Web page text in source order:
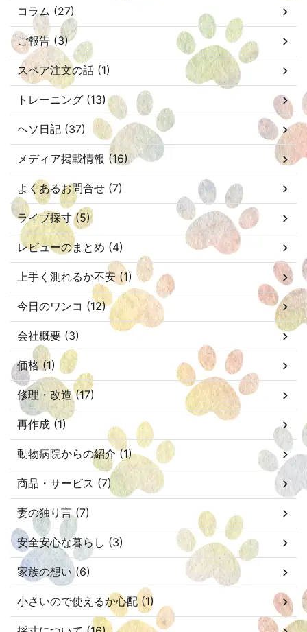
コラム (27)
ご報告 (3)
スペア注文の話 (1)
トレーニング (13)
ヘソ日記 (37)
メディア掲載情報 (16)
よくあるお問合せ (7)
ライブ採寸 (5)
レビューのまとめ (4)
上手く測れるか不安 (1)
今日のワンコ (12)
会社概要 (3)
価格 (1)
修理・改造 (17)
再作成 (1)
動物病院からの紹介 (1)
商品・サービス (7)
妻の独り言 (7)
安全安心な暮らし (3)
家族の想い (6)
小さいので使えるか心配 (1)